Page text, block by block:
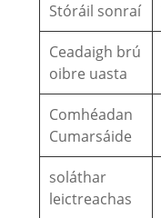
Stóráil sonraí
Ceadaigh brú
oibre uasta
Comhéadan
Cumarsáide
soláthar
leictreachas